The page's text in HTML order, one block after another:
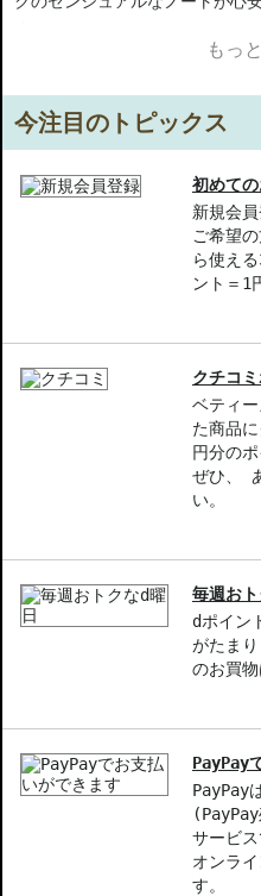
MIDDLE
ホワイトティー、ガーデニア、
LAST
アンブレットオリス、バニラビ
※こちらの商品はアルコールを
での沖縄輸送ができません。配
りますのでご了承の程お願い申
【商品の特徴】
香りの豊かさ-涼しい夜を連想
心を癒す。
多重ノート-トップ、ミドル、
大人の魅力-妙齢の女性にぴっ
心地よい香りで日常を特別にし
JAN/UPC：085805557331
お悩み・効果
ウッディ系
もっ
今注目のトピックス
初めて
新規会
ご希望
ら使え
ント＝1
クチコ
ベティ
た商品
円分の
ぜひ、
い。
毎週お
dポイン
がたま
のお買物
PayPay
PayPay
サービ
オンラ
す。